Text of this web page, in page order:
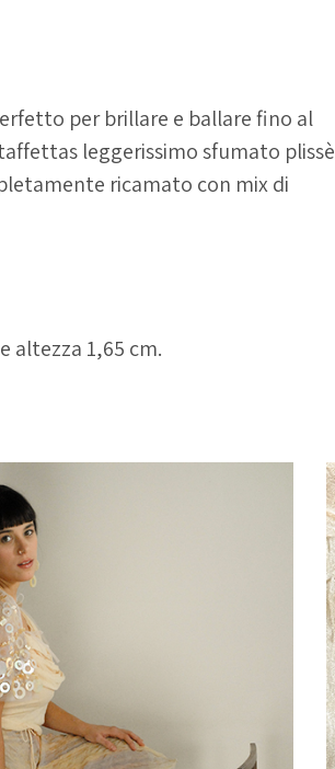
per brillare e ballare fino al
leggerissimo sfumato plissè
ricamato con mix di
altezza 1,65 cm.